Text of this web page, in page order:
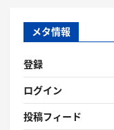
ブ
メタ情報
登録
ログイン
投稿フィード